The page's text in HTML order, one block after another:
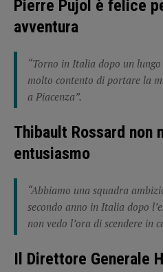
Pierre Pujol è felice
avventura
“Torno in Italia dopo un
molto contento di portare la
a Piacenza”.
Thibault Rossard non
entusiasmo
“Abbiamo una squadra
secondo anno in Italia dopo
non vedo l’ora di scendere in
Il Direttore Generale